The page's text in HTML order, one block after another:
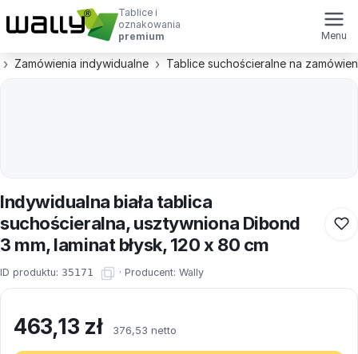
Tablice i
oznakowania
premium
Menu
Zamówienia indywidualne Tablice suchościeralne na
Indywidualna biała tablica
suchościeralna, usztywniona Dibond
3 mm, laminat błysk, 120 x 80 cm
ID produktu: 35171 · Producent: Wally
463,13 zł 376,53 netto